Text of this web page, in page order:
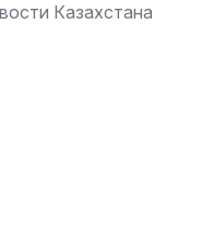
Казахстана